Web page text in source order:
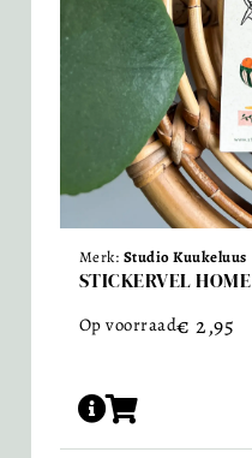
Merk: Studio Kuukeluus
STICKERVEL HOME
Op voorraad€ 2,95